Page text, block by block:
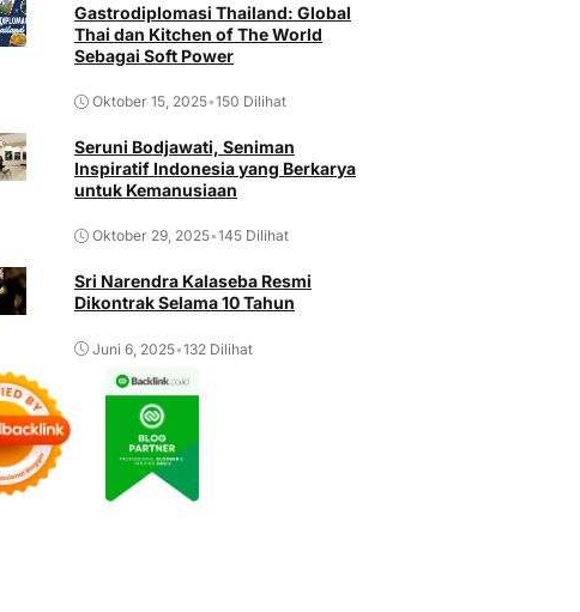
Gastrodiplomasi Thailand: Global
Thai dan Kitchen of The World
Sebagai Soft Power
Oktober 15, 2025•150 Dilihat
Seruni Bodjawati, Seniman
Inspiratif Indonesia yang Berkarya
untuk Kemanusiaan
Oktober 29, 2025•145 Dilihat
Sri Narendra Kalaseba Resmi
Dikontrak Selama 10 Tahun
Juni 6, 2025•132 Dilihat